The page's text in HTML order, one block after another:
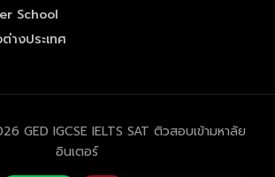
School
างประเทศ
GED IGCSE IELTS SAT ติวสอบเข้ามหาลัย
อินเตอร์